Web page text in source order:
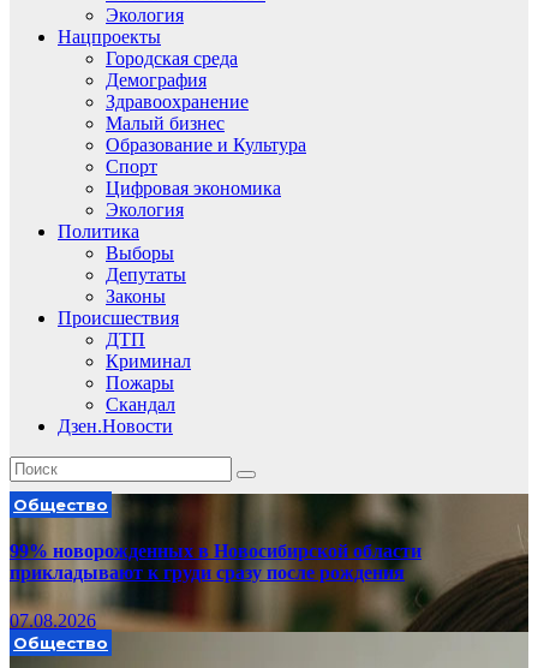
Экология
Нацпроекты
Городская среда
Демография
Здравоохранение
Малый бизнес
Образование и Культура
Спорт
Цифровая экономика
Экология
Политика
Выборы
Депутаты
Законы
Происшествия
ДТП
Криминал
Пожары
Скандал
Дзен.Новости
Общество
99% новорожденных в Новосибирской области
прикладывают к груди сразу после рождения
07.08.2026
Общество